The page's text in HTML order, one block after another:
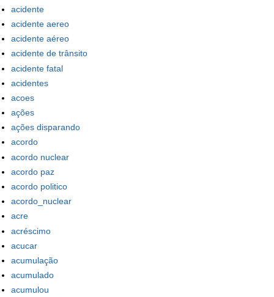
acidente
acidente aereo
acidente aéreo
acidente de trânsito
acidente fatal
acidentes
acoes
ações
ações disparando
acordo
acordo nuclear
acordo paz
acordo politico
acordo_nuclear
acre
acréscimo
acucar
acumulação
acumulado
acumulou